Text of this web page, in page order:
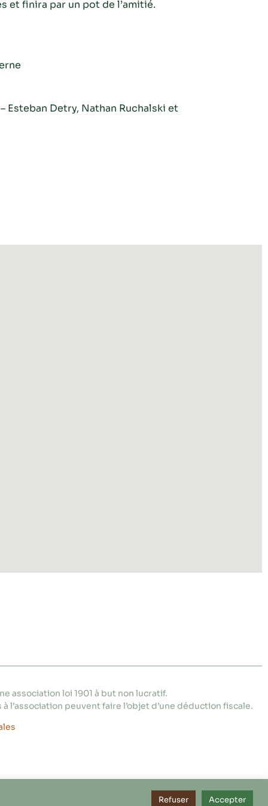
et finira par un pot de l’amitié.
Esteban Detry, Nathan Ruchalski et
association loi 1901 à but non lucratif.
l’association peuvent faire l’objet d’une déduction fiscale.
Refuser Accepter